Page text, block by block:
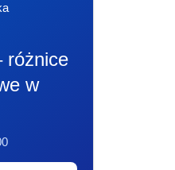
różnice
w